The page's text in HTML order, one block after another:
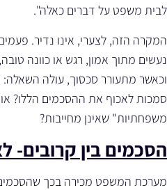
לבית משפט על דברים כאלה".
המקרה הזה, לצערי, אינו נדיר.
נעשים מתוך אמון, רגש או כוונה
וכאשר מתעורר סכסוך, עולה
סמכות לאכוף את ההסכמים הללו?
משפחתיות" שאינן מחייבות?
הסכמים בין קרובים-
מערכת המשפט מכירה בכך